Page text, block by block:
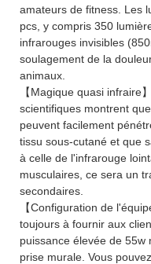
amateurs de fitness. Les
pcs, y compris 350
infrarouges invisibles
soulagement de la
animaux.
【Magique quasi infraire
scientifiques montrent
peuvent facilement
tissu sous-cutané et que
à celle de l'infrarouge
musculaires, ce sera un
secondaires.
【Configuration de
toujours à fournir aux
puissance élevée de
prise murale. Vous